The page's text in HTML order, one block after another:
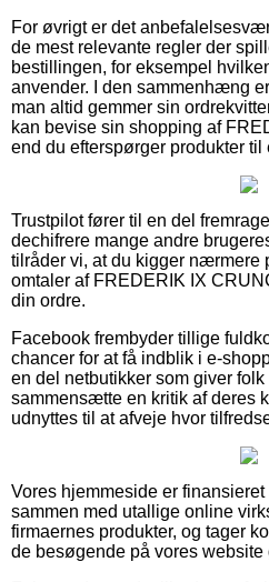
For øvrigt er det
de mest relevante regler der
bestillingen, for eksempel
anvender. I den sammenhæng
man altid gemmer sin
kan bevise sin shopping af
end du efterspørger produkter til
Trustpilot fører til en del
dechifrere mange andre
tilråder vi, at du kigger nærmere
omtaler af FREDERIK IX
din ordre.
Facebook frembyder tillige
chancer for at få indblik i e-
en del netbutikker som giver
sammensætte en kritik af deres
udnyttes til at afveje hvor
Vores hjemmeside er
sammen med utallige online
firmaernes produkter, og tager
de besøgende på vores